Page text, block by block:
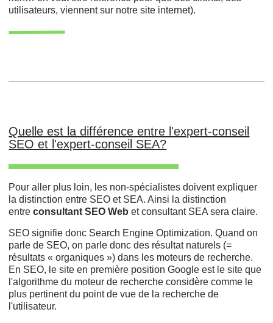
utilisateurs, viennent sur notre site internet).
Quelle est la différence entre l'expert-conseil
SEO et l'expert-conseil SEA?
Pour aller plus loin, les non-spécialistes doivent expliquer
la distinction entre SEO et SEA. Ainsi la distinction
entreconsultant SEO Web et consultant SEA sera claire.
SEO signifie donc Search Engine Optimization. Quand on
parle de SEO, on parle donc des résultat naturels (=
résultats « organiques ») dans les moteurs de recherche.
En SEO, le site en première position Google est le site que
l'algorithme du moteur de recherche considère comme le
plus pertinent du point de vue de la recherche de
l'utilisateur.